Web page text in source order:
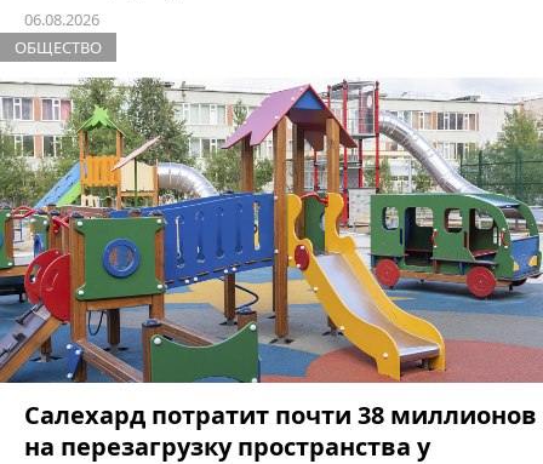
06.08.2026
ОБЩЕСТВО
Салехард потратит почти 38 миллионов
на перезагрузку пространства у